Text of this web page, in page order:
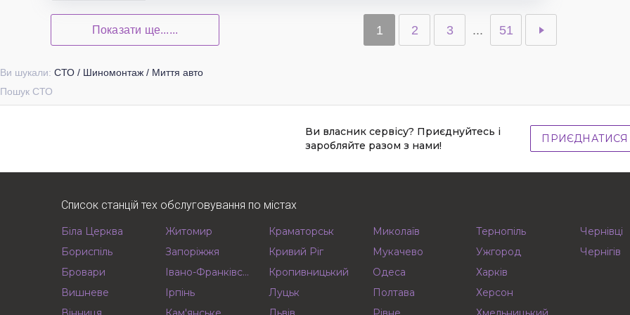
Показати ще...... 1 2 3 ... 51
Ви шукали: СТО / Шиномонтаж / Миття авто
Пошук СТО
Ви власник сервісу? Приєднуйтесь і
заробляйте разом з нами!
ПРИЄДНАТИСЯ
Список станцій тех обслуговування по містах
Біла Церква
Бориспіль
Бровари
Вишневе
Житомир
Запоріжжя
Івано-Франківськ
Ірпінь
Краматорськ
Кривий Ріг
Кропивницький
Луцьк
Миколаїв
Мукачево
Одеса
Полтава
Тернопіль
Ужгород
Харків
Херсон
Чернівці
Чернігів